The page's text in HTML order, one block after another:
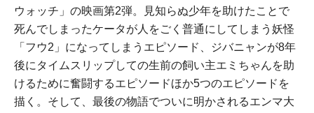
ウォッチ」の映画第2弾。見知らぬ少年を助けたことで
死んでしまったケータが人をごく普通にしてしまう妖怪
「フウ2」になってしまうエピソード、ジバニャンが8年
後にタイムスリップしての生前の飼い主エミちゃんを助
けるために奮闘するエピソードほか5つのエピソードを
描く。そして、最後の物語でついに明かされるエンマ大